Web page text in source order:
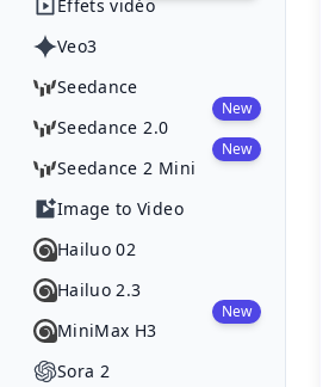
Effets vidéo
Veo3
Seedance
Seedance 2.0
New
Seedance 2 Mini
New
Image to Video
Hailuo 02
Hailuo 2.3
MiniMax H3
New
Sora 2